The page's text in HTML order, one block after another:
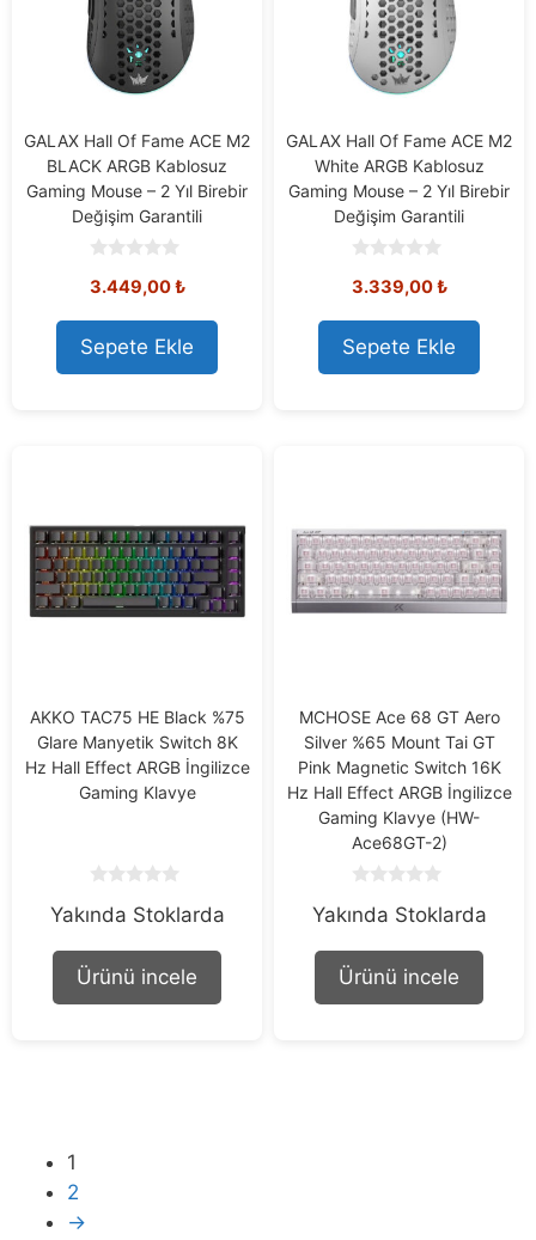
GALAX Hall Of Fame ACE M2
BLACK ARGB Kablosuz
Gaming Mouse – 2 Yıl Birebir
Değişim Garantili
o
t
o
f
5
3.449,00₺
Sepete Ekle
GALAX Hall Of Fame ACE M2
White ARGB Kablosuz
Gaming Mouse – 2 Yıl Birebir
Değişim Garantili
o
t
o
f
5
3.339,00₺
Sepete Ekle
AKKO TAC75 HE Black %75
Glare Manyetik Switch 8K
Hz Hall Effect ARGB İngilizce
Gaming Klavye
o
t
f
Yakında Stoklarda
Ürünü incele
MCHOSE Ace 68 GT Aero
Silver %65 Mount Tai GT
Pink Magnetic Switch 16K
Hz Hall Effect ARGB İngilizce
Gaming Klavye (HW-
Ace68GT-2)
o
t
f
Yakında Stoklarda
Ürünü incele
1
2
→